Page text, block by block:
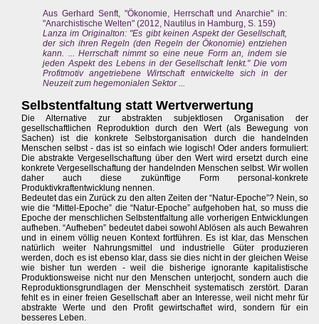
Aus Gerhard Senft, "Ökonomie, Herrschaft und Anarchie" in:
"Anarchistische Welten" (2012, Nautilus in Hamburg, S. 159)
Lanza im Originalton: "Es gibt keinen Aspekt der Gesellschaft,
der sich ihren Regeln (den Regeln der Ökonomie) entziehen
kann. ... Herrschaft nimmt so eine neue Form an, indem sie
jeden Aspekt des Lebens in der Gesellschaft lenkt." Die vom
Profitmotiv angetriebene Wirtschaft entwickelte sich in der
Neuzeit zum hegemonialen Sektor ...
Selbstentfaltung statt Wertverwertung
Die Alternative zur abstrakten subjektlosen Organisation der
gesellschaftlichen Reproduktion durch den Wert (als Bewegung von
Sachen) ist die konkrete Selbstorganisation durch die handelnden
Menschen selbst - das ist so einfach wie logisch! Oder anders formuliert:
Die abstrakte Vergesellschaftung über den Wert wird ersetzt durch eine
konkrete Vergesellschaftung der handelnden Menschen selbst. Wir wollen
daher auch diese zukünftige Form personal-konkrete
Produktivkraftentwicklung nennen.
Bedeutet das ein Zurück zu den alten Zeiten der “Natur-Epoche”? Nein, so
wie die “Mittel-Epoche” die “Natur-Epoche” aufgehoben hat, so muss die
Epoche der menschlichen Selbstentfaltung alle vorherigen Entwicklungen
aufheben. “Aufheben” bedeutet dabei sowohl Ablösen als auch Bewahren
und in einem völlig neuen Kontext fortführen. Es ist klar, das Menschen
natürlich weiter Nahrungsmittel und industrielle Güter produzieren
werden, doch es ist ebenso klar, dass sie dies nicht in der gleichen Weise
wie bisher tun werden - weil die bisherige ignorante kapitalistische
Produktionsweise nicht nur den Menschen unterjocht, sondern auch die
Reproduktionsgrundlagen der Menschheit systematisch zerstört. Daran
fehlt es in einer freien Gesellschaft aber an Interesse, weil nicht mehr für
abstrakte Werte und den Profit gewirtschaftet wird, sondern für ein
besseres Leben.